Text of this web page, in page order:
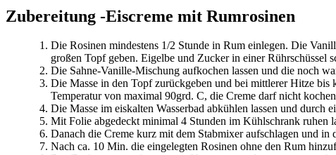
Zubereitung -Eiscreme mit Rumrosinen
Die Rosinen mindestens 1/2 Stunde in Rum einlegen. Die
großen Topf geben. Eigelbe und Zucker in einer Rührschüssel
Die Sahne-Vanille-Mischung aufkochen lassen und die noch
Die Masse in den Topf zurückgeben und bei mittlerer Hitze bis
Temperatur von maximal 90grd. C, die Creme darf nicht
Die Masse im eiskalten Wasserbad abkühlen lassen und durch
Mit Folie abgedeckt minimal 4 Stunden im Kühlschrank ruhen
Danach die Creme kurz mit dem Stabmixer aufschlagen und in
Nach ca. 10 Min. die eingelegten Rosinen ohne den Rum